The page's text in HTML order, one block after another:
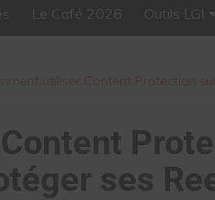
Le Café 2026 Outils LGI
ses